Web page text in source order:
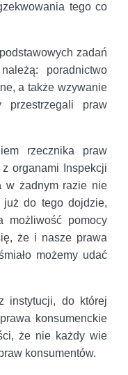
tego co
zadań
poradnictwo
a także wzywanie
przestrzegali praw
rzecznika praw
z organami Inspekcji
w żadnym razie nie
już do tego dojdzie,
możliwość pomocy
że i nasze prawa
możemy udać
instytucji, do której
konsumenckie
że nie każdy wie
konsumentów.